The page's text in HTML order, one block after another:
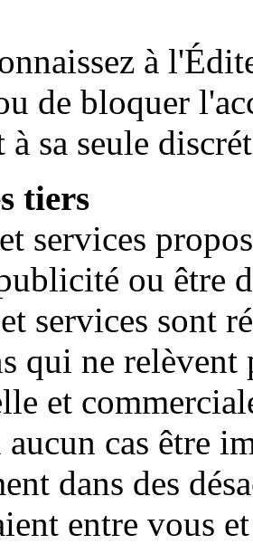
à
de bloquer
à sa seule
tiers
services
ou être
services sont
qui ne relèvent
et
aucun cas être
dans des
entre vous